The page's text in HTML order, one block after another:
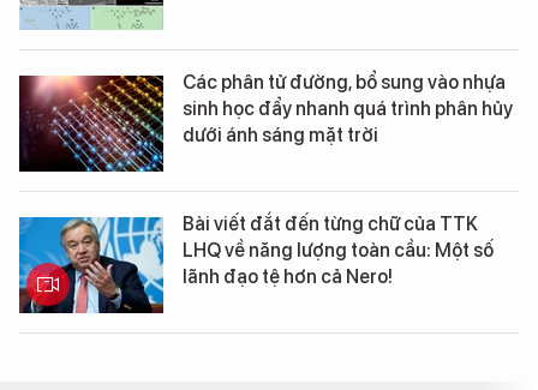
Các phân tử đường, bổ sung vào nhựa
sinh học đẩy nhanh quá trình phân hủy
dưới ánh sáng mặt trời
Bài viết đắt đến từng chữ của TTK
LHQ về năng lượng toàn cầu: Một số
lãnh đạo tệ hơn cả Nero!